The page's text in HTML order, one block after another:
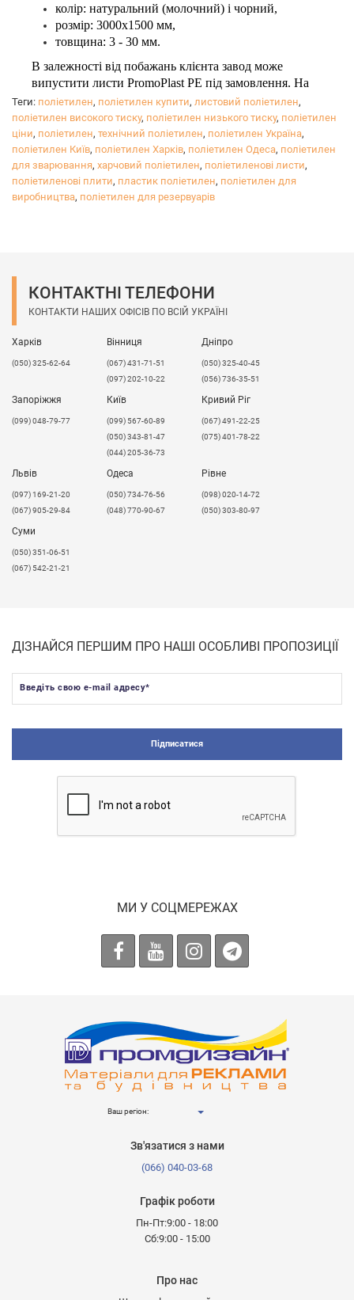
колір: натуральний (молочний) і чорний,
розмір: 3000х1500 мм,
товщина: 3 - 30 мм.
В залежності від побажань клієнта завод може
випустити листи PromoPlast PЕ під замовлення. На
вибір клієнта: розмір, колір, наявність УФ-
стабілізатора, функціональні добавки і т.д.
Мінімальне замовлення від 3-х тонн.
В процесі виробництва дотримується контроль якості
і виробляються власні випробування продукції.
PromoPlast PЕ має всі необхідні сертифікати: ТУ,
санітарно-епідеміологічні висновки на продукцію і
Щільність - 0,92-0,97 г / м3.
Зі збільшенням щільності і молекулярної маси
головних властивостей поліетилену -
морозостійкість. Деякі марки ПЕ можуть
експлуатуватися і зберігають свої властивості при
температурі нижче -200 ° C. ПЕВП стійкий до
масел і жирів, не пропускає вологу, не чутливий до
ударів - є амортизатором, адгезія надзвичайно
середовище і безпечний для організму людини.
Теги: поліетилен, поліетилен купити, листовий поліетилен,
поліетилен високого тиску, поліетилен низького тиску, поліетилен
ціни, поліетилен, технічний поліетилен, поліетилен Україна,
поліетилен Київ, поліетилен Харків, поліетилен Одеса, поліетилен
для зварювання, харчовий поліетилен, поліетиленові листи,
поліетиленові плити, пластик поліетилен, поліетилен для
виробництва, поліетилен для резервуарів
КОНТАКТНІ ТЕЛЕФОНИ
КОНТАКТИ НАШИХ ОФІСІВ ПО ВСІЙ УКРАЇНІ
Харків
(050) 325-62-64
Вінниця
(067) 431-71-51
(097) 202-10-22
Дніпро
(050) 325-40-45
(056) 736-35-51
Запоріжжя
(099) 048-79-77
Київ
(099) 567-60-89
(050) 343-81-47
(044) 205-36-73
Кривий Ріг
(067) 491-22-25
(075) 401-78-22
Львів
​(097) 169-21-20
(067) 905-29-84
Одеса
(050) 734-76-56
(048) 770-90-67
Рівне
(098) 020-14-72
(050) 303-80-97
Суми
(050) 351-06-51
(067) 542-21-21
ДІЗНАЙСЯ ПЕРШИМ ПРО НАШІ ОСОБЛИВІ ПРОПОЗИЦІЇ
Введіть свою e-mail адресу*
Підписатися
МИ У СОЦМЕРЕЖАХ
Ваш регіон:
Зв'язатися з нами
(066) 040-03-68
Графік роботи
Пн-Пт:9:00 - 18:00
Сб:9:00 - 15:00
Про нас